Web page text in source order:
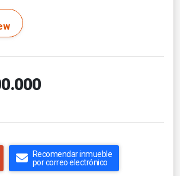
Recomendar inmueble
por correo electrónico